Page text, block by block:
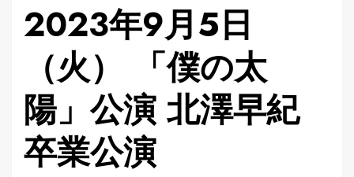
2023年9月5日
（火） 「僕の太
陽」公演 北澤早紀
卒業公演